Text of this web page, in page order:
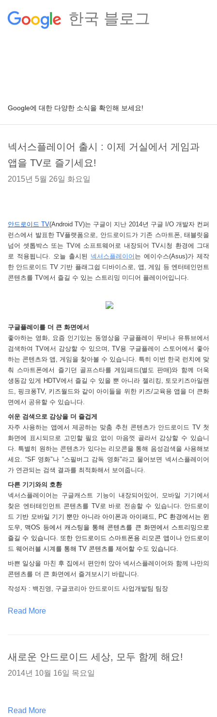
한국 블로그
Google에 대한 다양한 소식을 확인해 보세요!
넥서스플레이어 출시 : 이제 거실에서 게임과
앱을 TV로 즐기세요!
2015년 5월 26일 화요일
안드로이드 TV(Android TV)는 구글이 지난 2014년 구글 I/O 개발자 컨퍼
런스에서 발표한 TV플랫폼으로, 안드로이드가 기존 스마트폰, 태블릿을
넘어 셋톱박스 또는 TV에 소프트웨어로 내장되어 TV시청 환경에 그대
로 적용됩니다. 오늘 출시된 넥서스플레이어 는 에이수스(Asus)가 제작
한 안드로이드 TV 기반 플래그쉽 디바이스로, 앱, 게임 등 엔터테인먼트
콘텐츠를 TV에서 즐길 수 있는 스트리밍 미디어 플레이어입니다.
구글플레이를 더 큰 화면에서
좋아하는 영화, 요즘 인기있는 동영상을 구글플레이 무비나 유튜브에서
검색하여 TV에서 감상할 수 있으며, TV용 구글플레이 스토어에서 좋아
하는 콘텐츠와 앱, 게임을 찾아볼 수 있습니다. 특히 이번 한국 런치에 맞
춰 스마트폰에서 즐기던 골프스타를 게임패드(별도 판매)와 함께 더욱
생동감 있게 HDTV에서 즐길 수 있을 뿐 아니라 젤리킹, 토모키즈아일랜
드, 핑크퐁TV, 키즈월드와 같이 아이들을 위한 키즈/교육용 앱을 더 큰화
면에서 공유할 수 있습니다.
쉬운 검색으로 감상을 더 즐겁게
자주 사용하는 앱에서 제공하는 맞춤 추천 콘텐츠가 안드로이드 TV 첫
화면에 표시되므로 고민할 필요 없이 마음껏 골라서 감상할 수 있습니
다. 특별히 원하는 콘텐츠가 있다는 리모콘을 통해 음성검색을 사용해보
세요. “SF 영화"나 “스필버그 감독 영화"라고 물어보면 넥서스플레이어
가 연관되는 검색 결과를 최적화해서 보여줍니다.
다른 기기와의 호환
넥서스플레이어는 구글캐스트 기능이 내장되어있어, 모바일 기기에서
찾은 엔터테인먼트 콘텐츠를 TV로 바로 전송할 수 있습니다. 안드로이
드 기반 모바일 기기 뿐만 아니라 아이폰과 아이패드, PC 환경에서는 윈
도우, 맥OS 등에서 캐스팅을 통해 콘텐츠를 큰 화면에서 스트리밍으로
즐길 수 있습니다. 또한 안드로이드 스마트폰용 리모콘 앱이나 안드로이
드 웨어러블 시계를 통해 TV 콘텐츠를 제어할 수도 있습니다.
바쁜 일상을 마친 후 집에서 편안히 앉아 넥서스플레이어와 함께 나만의
콘텐츠를 더 큰 화면에서 즐겨보시기 바랍니다.
작성자 : 백진영, 구글코리아 안드로이드 사업개발팀 팀장
Read More
새로운 안드로이드 세상, 모두 함께 해요!
2014년 10월 16일 목요일
Read More